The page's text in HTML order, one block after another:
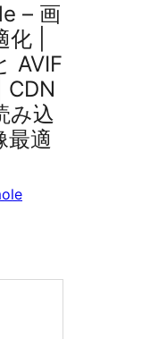
– 画
|
AVIF
CDN
み込
最適